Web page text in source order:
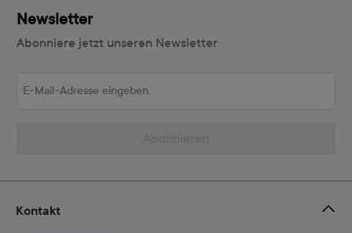
Newsletter
Abonniere jetzt unseren Newsletter
Kontakt